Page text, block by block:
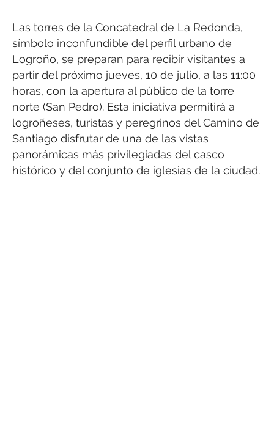
Las torres de la Concatedral de La Redonda,
símbolo inconfundible del perfil urbano de
Logroño, se preparan para recibir visitantes a
partir del próximo jueves, 10 de julio, a las 11:00
horas, con la apertura al público de la torre
norte (San Pedro). Esta iniciativa permitirá a
logroñeses, turistas y peregrinos del Camino de
Santiago disfrutar de una de las vistas
panorámicas más privilegiadas del casco
histórico y del conjunto de iglesias de la ciudad.